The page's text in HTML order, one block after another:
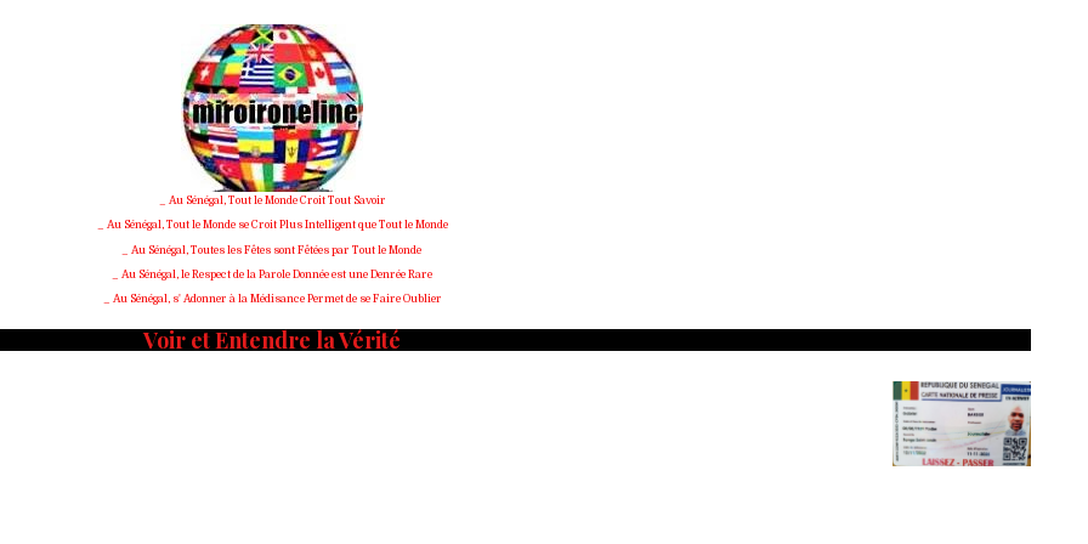
_ Au Sénégal, Tout le Monde Croit Tout Savoir
_ Au Sénégal, Tout le Monde se Croit Plus Intelligent que Tout le Monde
_ Au Sénégal, Toutes les Fêtes sont Fêtées par Tout le Monde
_ Au Sénégal, le Respect de la Parole Donnée est une Denrée Rare
_ Au Sénégal, s' Adonner à la Médisance Permet de se Faire Oublier
Voir et Entendre la Vérité